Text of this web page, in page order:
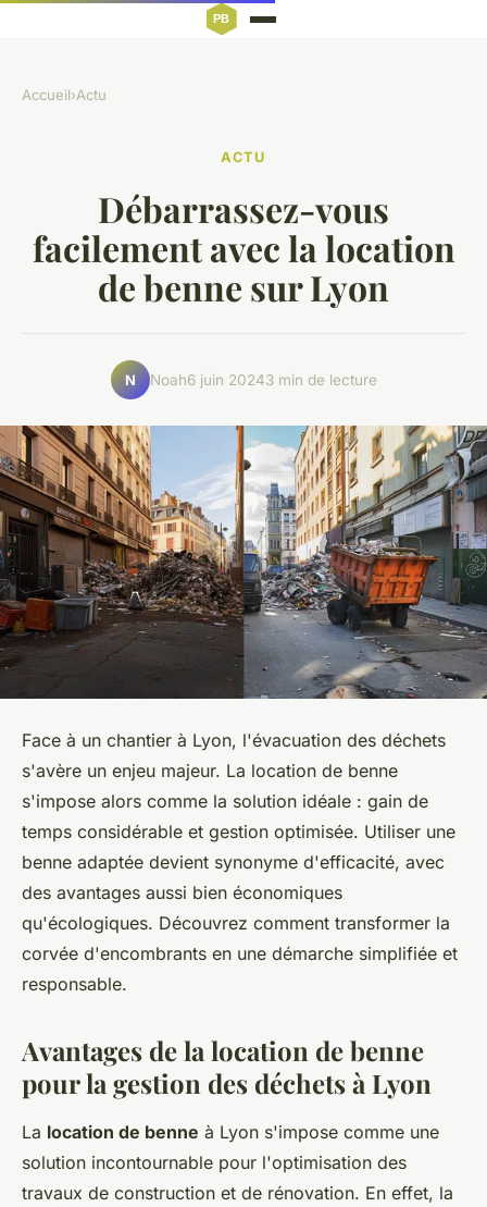
Accueil›Actu
ACTU
Débarrassez-vous
facilement avec la location
de benne sur Lyon
N Noah6 juin 20243 min de lecture
Face à un chantier à Lyon, l'évacuation des déchets
s'avère un enjeu majeur. La location de benne
s'impose alors comme la solution idéale : gain de
temps considérable et gestion optimisée. Utiliser une
benne adaptée devient synonyme d'efficacité, avec
des avantages aussi bien économiques
qu'écologiques. Découvrez comment transformer la
corvée d'encombrants en une démarche simplifiée et
responsable.
Avantages de la location de benne
pour la gestion des déchets à Lyon
La location de benne à Lyon s'impose comme une
solution incontournable pour l'optimisation des
travaux de construction et de rénovation. En effet, la